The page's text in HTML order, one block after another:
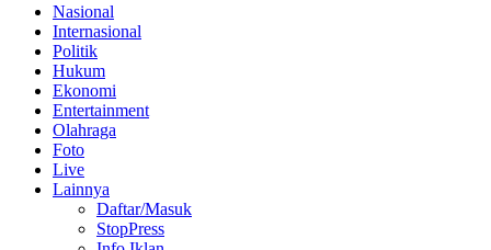
Nasional
Internasional
Politik
Hukum
Ekonomi
Entertainment
Olahraga
Foto
Live
Lainnya
Daftar/Masuk
StopPress